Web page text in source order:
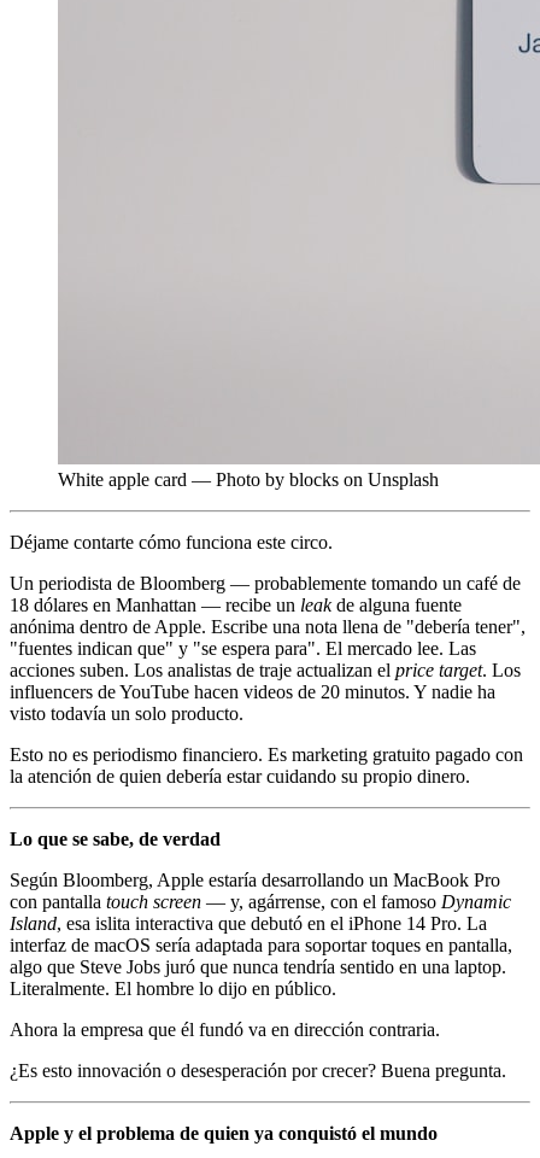
White apple card — Photo by blocks on Unsplash
Déjame contarte cómo funciona este circo.
Un periodista de Bloomberg — probablemente tomando un café de
18 dólares en Manhattan — recibe un leakde alguna fuente
anónima dentro de Apple. Escribe una nota llena de "debería tener",
"fuentes indican que" y "se espera para". El mercado lee. Las
acciones suben. Los analistas de traje actualizan el price target. Los
influencers de YouTube hacen videos de 20 minutos. Y nadie ha
visto todavía un solo producto.
Esto no es periodismo financiero. Es marketing gratuito pagado con
la atención de quien debería estar cuidando su propio dinero.
Lo que se sabe, de verdad
Según Bloomberg, Apple estaría desarrollando un MacBook Pro
con pantalla touch screen — y, agárrense, con el famoso Dynamic
Island, esa islita interactiva que debutó en el iPhone 14 Pro. La
interfaz de macOS sería adaptada para soportar toques en pantalla,
algo que Steve Jobs juró que nunca tendría sentido en una laptop.
Literalmente. El hombre lo dijo en público.
Ahora la empresa que él fundó va en dirección contraria.
¿Es esto innovación o desesperación por crecer? Buena pregunta.
Apple y el problema de quien ya conquistó el mundo